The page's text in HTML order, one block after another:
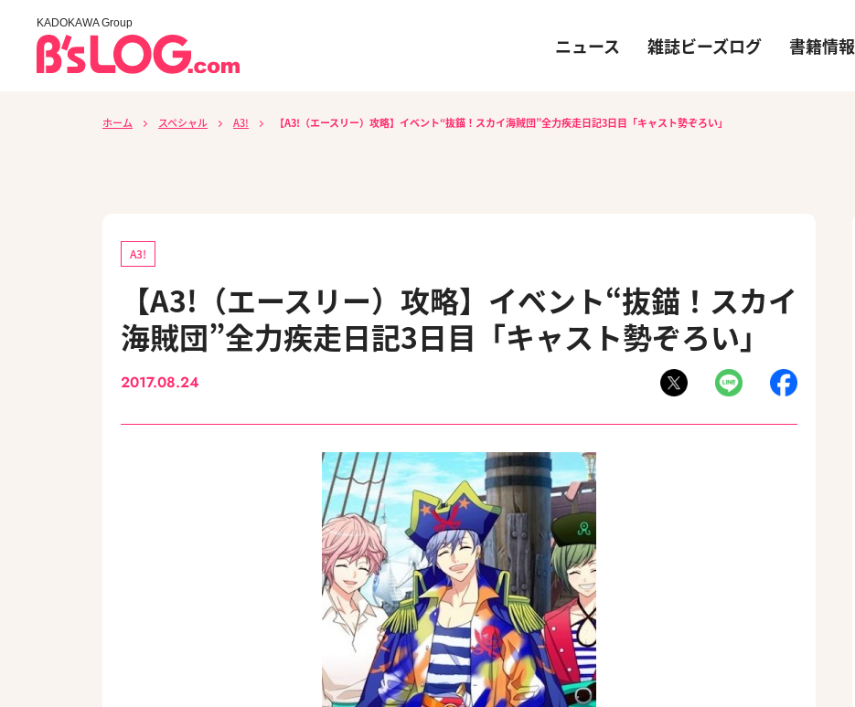
KADOKAWA Group
ニュース 雑誌ビーズログ 書籍情報
ホーム スペシャル A3! 【A3!（エースリー）攻略】イベント“抜錨！スカイ海賊団”全力疾走日記3日目「キャスト勢ぞろい」
A3!
【A3!（エースリー）攻略】イベント“抜錨！スカイ
海賊団”全力疾走日記3日目「キャスト勢ぞろい」
2017.08.24